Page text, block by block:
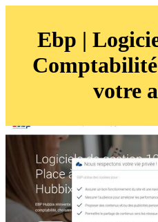
Ebp |
votre